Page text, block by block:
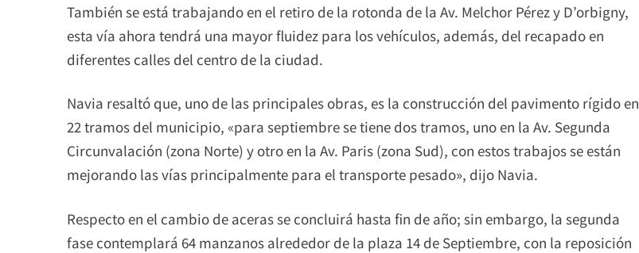
También se está trabajando en el retiro de la rotonda de la Av. Melchor Pérez y D’orbigny,
esta vía ahora tendrá una mayor fluidez para los vehículos, además, del recapado en
diferentes calles del centro de la ciudad.
Navia resaltó que, uno de las principales obras, es la construcción del pavimento rígido en
22 tramos del municipio, «para septiembre se tiene dos tramos, uno en la Av. Segunda
Circunvalación (zona Norte) y otro en la Av. Paris (zona Sud), con estos trabajos se están
mejorando las vías principalmente para el transporte pesado», dijo Navia.
Respecto en el cambio de aceras se concluirá hasta fin de año; sin embargo, la segunda
fase contemplará 64 manzanos alrededor de la plaza 14 de Septiembre, con la reposición